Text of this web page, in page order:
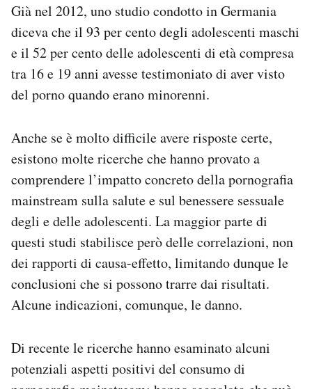
Già nel 2012, uno studio condotto in Germania
diceva che il 93 per cento degli adolescenti maschi
e il 52 per cento delle adolescenti di età compresa
tra 16 e 19 anni avesse testimoniato di aver visto
del porno quando erano minorenni.
Anche se è molto difficile avere risposte certe,
esistono molte ricerche che hanno provato a
comprendere l’impatto concreto della pornografia
mainstream sulla salute e sul benessere sessuale
degli e delle adolescenti. La maggior parte di
questi studi stabilisce però delle correlazioni, non
dei rapporti di causa-effetto, limitando dunque le
conclusioni che si possono trarre dai risultati.
Alcune indicazioni, comunque, le danno.
Di recente le ricerche hanno esaminato alcuni
potenziali aspetti positivi del consumo di